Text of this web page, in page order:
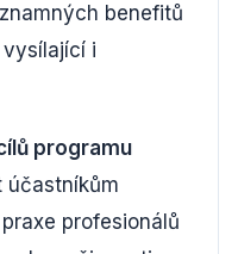
benefitů
i
programu
účastníkům
profesionálů